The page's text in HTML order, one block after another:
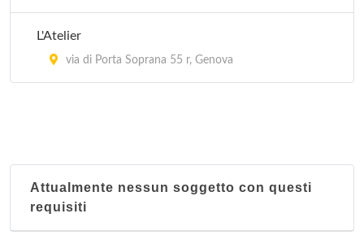
L'Atelier
via di Porta Soprana 55 r, Genova
Attualmente nessun soggetto con questi
requisiti